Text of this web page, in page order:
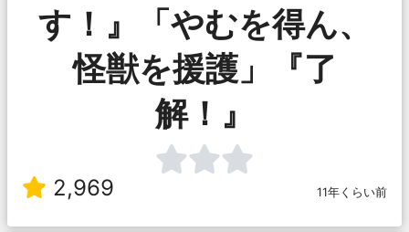
す！』「やむを得ん、
怪獣を援護」『了
解！』
2,969 11年くらい前